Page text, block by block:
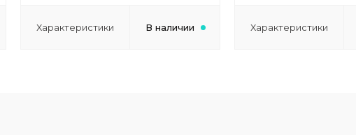
Характеристики В наличии Характеристики